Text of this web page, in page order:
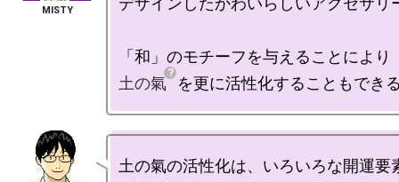
土の氣
土の氣の活性化は、いろいろな開運要